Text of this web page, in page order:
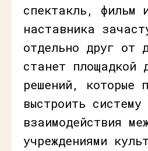
спектакль, фильм
наставника
отдельно друг от
станет площадкой
решений, которые
выстроить систему
взаимодействия
учреждениями